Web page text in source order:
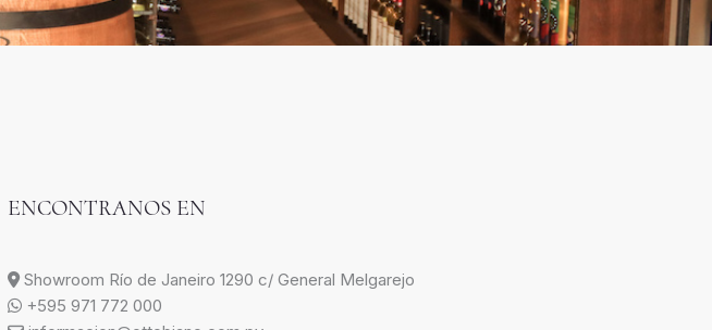
ENCONTRANOS EN
Showroom Río de Janeiro 1290 c/ General Melgarejo
+595 971 772 000